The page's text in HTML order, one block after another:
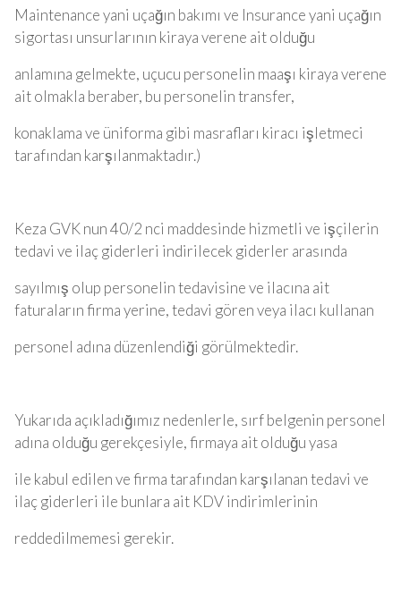
Maintenance yani uçağın bakımı ve Insurance yani uçağın
sigortası unsurlarının kiraya verene ait olduğu
anlamına gelmekte, uçucu personelin maaşı kiraya verene
ait olmakla beraber, bu personelin transfer,
konaklama ve üniforma gibi masrafları kiracı işletmeci
tarafından karşılanmaktadır.)
Keza GVK nun 40/2 nci maddesinde hizmetli ve işçilerin
tedavi ve ilaç giderleri indirilecek giderler arasında
sayılmış olup personelin tedavisine ve ilacına ait
faturaların firma yerine, tedavi gören veya ilacı kullanan
personel adına düzenlendiği görülmektedir.
Yukarıda açıkladığımız nedenlerle, sırf belgenin personel
adına olduğu gerekçesiyle, firmaya ait olduğu yasa
ile kabul edilen ve firma tarafından karşılanan tedavi ve
ilaç giderleri ile bunlara ait KDV indirimlerinin
reddedilmemesi gerekir.